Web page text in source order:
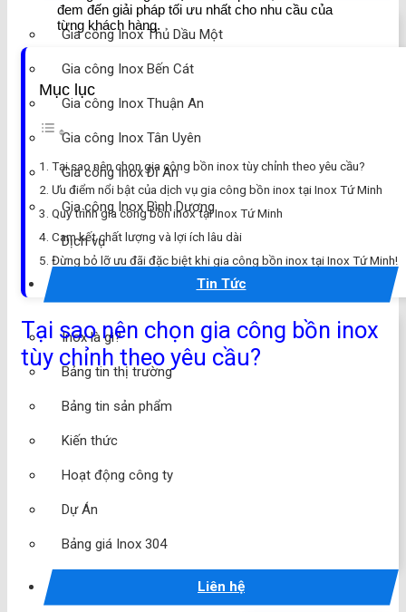
Gia công Inox Thủ Dầu Một
Gia công Inox Bến Cát
Gia công Inox Thuận An
Gia công Inox Tân Uyên
Gia công Inox Dĩ An
Gia công Inox Bình Dương
Dịch vụ
Tin Tức
Inox là gì?
Bảng tin thị trường
Bảng tin sản phẩm
Kiến thức
Hoạt động công ty
Dự Án
Bảng giá Inox 304
Liên hệ
đem đến giải pháp tối ưu nhất cho nhu cầu của
từng khách hàng.
Mục lục
Tại sao nên chọn gia công bồn inox tùy chỉnh theo yêu cầu?
Ưu điểm nổi bật của dịch vụ gia công bồn inox tại Inox Tứ Minh
Quy trình gia công bồn inox tại Inox Tứ Minh
Cam kết chất lượng và lợi ích lâu dài
Đừng bỏ lỡ ưu đãi đặc biệt khi gia công bồn inox tại Inox Tứ Minh!
Tại sao nên chọn gia công bồn inox
tùy chỉnh theo yêu cầu?